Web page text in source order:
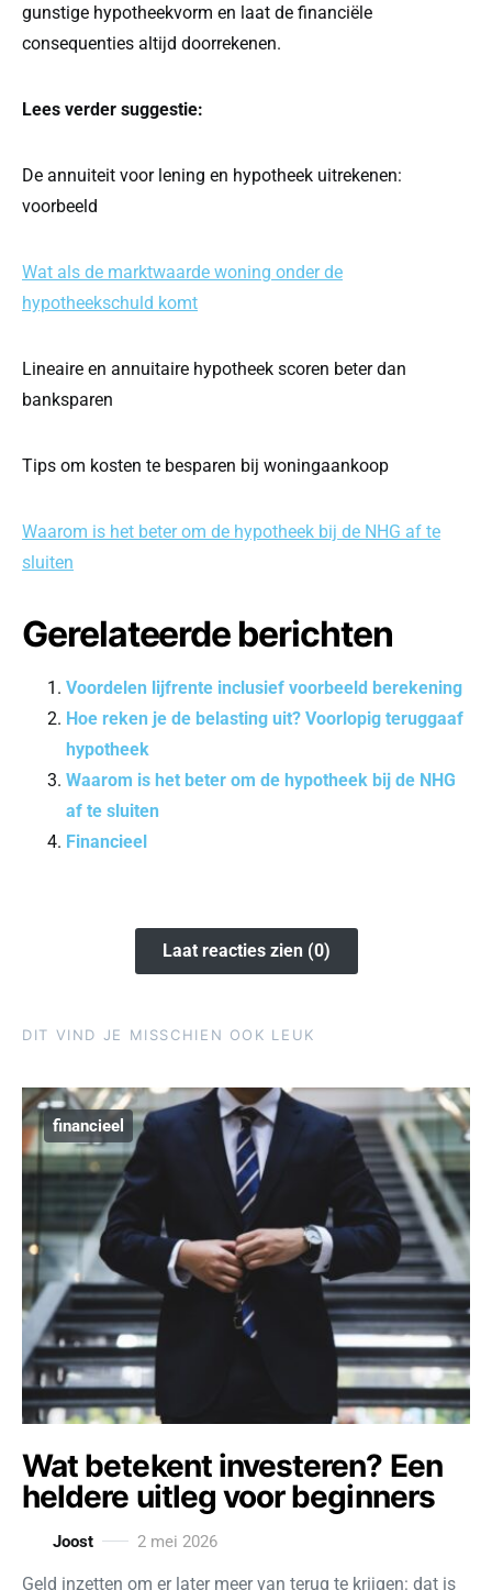
gunstige hypotheekvorm en laat de financiële
consequenties altijd doorrekenen.
Lees verder suggestie:
De annuiteit voor lening en hypotheek uitrekenen:
voorbeeld
Wat als de marktwaarde woning onder de
hypotheekschuld komt
Lineaire en annuitaire hypotheek scoren beter dan
banksparen
Tips om kosten te besparen bij woningaankoop
Waarom is het beter om de hypotheek bij de NHG af te
sluiten
Gerelateerde berichten
Voordelen lijfrente inclusief voorbeeld berekening
Hoe reken je de belasting uit? Voorlopig teruggaaf
hypotheek
Waarom is het beter om de hypotheek bij de NHG
af te sluiten
Financieel
Laat reacties zien (0)
DIT VIND JE MISSCHIEN OOK LEUK
financieel
Wat betekent investeren? Een
heldere uitleg voor beginners
Joost 2 mei 2026
Geld inzetten om er later meer van terug te krijgen: dat is